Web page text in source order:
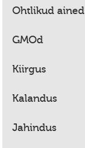
Ohtlikud ained
GMOd
Kiirgus
Kalandus
Jahindus